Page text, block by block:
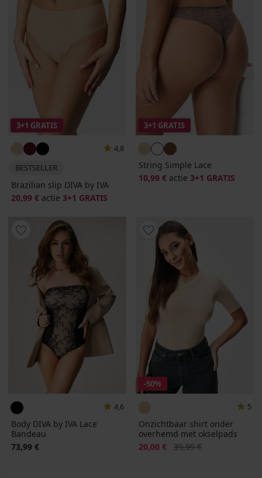
3+1 GRATIS
4,8
BESTSELLER
Brazilian slip DIVA by IVA
20,99 € actie 3+1 GRATIS
3+1 GRATIS
String Simple Lace
10,99 € actie 3+1 GRATIS
4,6
Body DIVA by IVA Lace
Bandeau
73,99 €
-50%
5
Onzichtbaar shirt onder
overhemd met okselpads
Korting
20,00 € Oorspronkelijke prijs
39,99 €